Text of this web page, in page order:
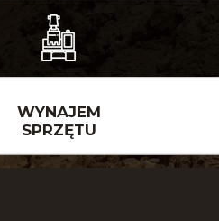
WYNAJEM
SPRZĘTU